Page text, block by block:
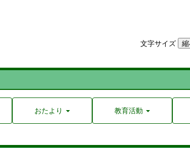
文字サイズ
おたより 教育活動